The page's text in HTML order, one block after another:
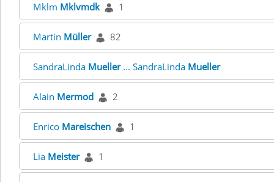
Mklm Mklvmdk 1
Martin Müller 82
SandraLinda Mueller... SandraLinda Mueller
Alain Mermod 2
Enrico Mareischen 1
Lia Meister 1